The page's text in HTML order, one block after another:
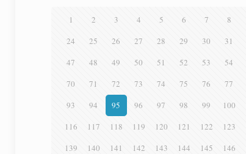
1 2 3 4 5 6 7 8
24
25 26 27 28 29 30 31
47
48 49 50 51 52 53 54
70
71 72 73 74 75 76 77
93
94 95 96 97 98 99 100
116
117 118 119 120 121 122 123
139
140 141 142 143 144 145 146